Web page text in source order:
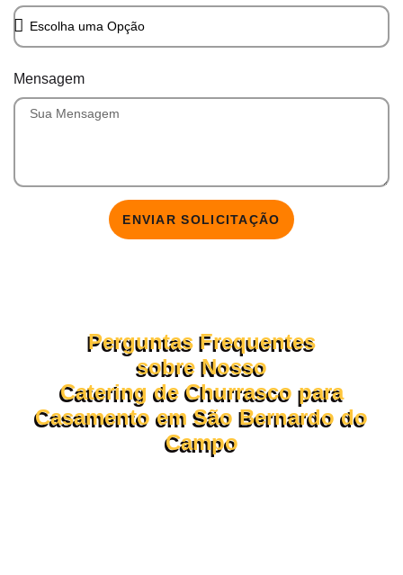
Mensagem
ENVIAR SOLICITAÇÃO
Perguntas Frequentes
sobre Nosso
Catering de Churrasco para
Casamento em São Bernardo do
Campo